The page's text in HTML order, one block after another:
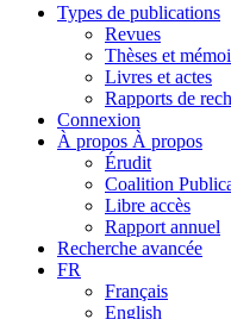
Types de publications
Revues
Thèses et
Livres et actes
Rapports de
Connexion
À propos À propos
Érudit
Coalition
Libre accès
Rapport annuel
Recherche avancée
FR
Français
English